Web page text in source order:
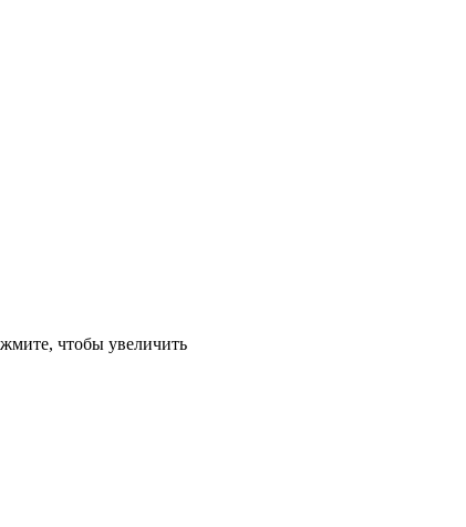
чтобы увеличить